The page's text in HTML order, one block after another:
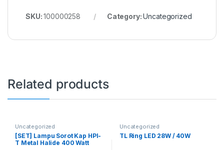
SKU:100000258 Category:Uncategorized
Related products
Uncategorized
[SET] Lampu Sorot Kap HPI-
T Metal Halide 400 Watt
Uncategorized
TL Ring LED 28W / 40W